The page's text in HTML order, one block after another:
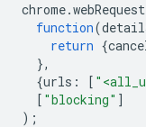
chrome.webRequest
function(
return {
},
{urls : [
[ "blocking" ]
);